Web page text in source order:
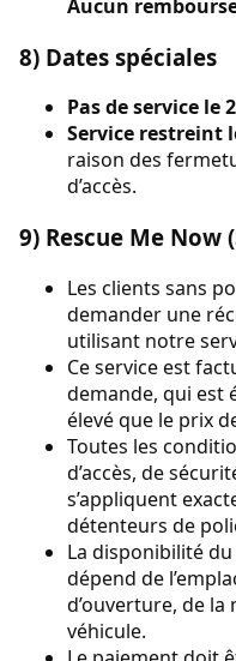
Aucun
8) Dates spéciales
Pas de service le
Service restreint
raison des
d’accès.
9) Rescue Me Now
Les clients sans
demander une
utilisant notre
Ce service est
demande, qui est
élevé que le prix
Toutes les
d’accès, de
s’appliquent
détenteurs de
La disponibilité
dépend de
d’ouverture, de la
véhicule.